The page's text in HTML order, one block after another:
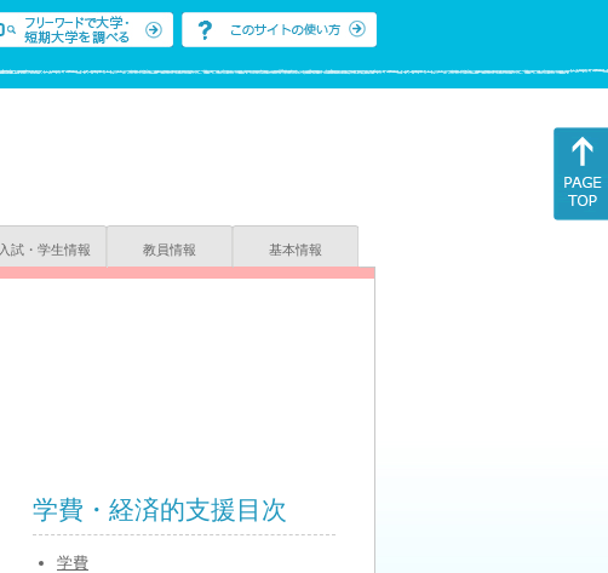
入試・学生情報 教員情報 基本情報
学費・経済的支援目次
学費